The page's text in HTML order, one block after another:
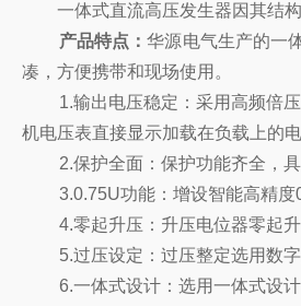
一体式直流高压发生器因其结
产品特点：华源电气生产的一
凑，方便携带和现场使用。
1.输出电压稳定：采用高频倍
机电压表直接显示加载在负载上的
2.保护全面：保护功能齐全，
3.0.75U功能：增设智能高精
4.零起升压：升压电位器零起
5.过压设定：过压整定选用数
6.一体式设计：选用一体式设